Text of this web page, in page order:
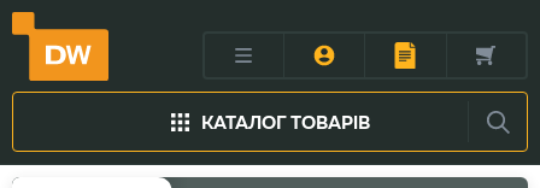
КАТАЛОГ ТОВАРІВ